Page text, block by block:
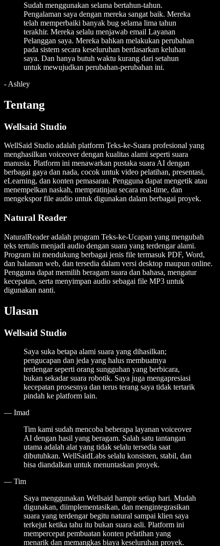
Sudah menggunakan selama bertahun-tahun.
Pengalaman saya dengan mereka sangat baik. Mereka
telah memperbaiki banyak bug selama lima tahun
terakhir. Mereka selalu menjawab email Layanan
Pelanggan saya. Mereka bahkan melakukan perubahan
pada sistem secara keseluruhan berdasarkan keluhan
saya. Dan hanya butuh waktu kurang dari setahun
untuk mewujudkan perubahan-perubahan ini.
- Ashley
Tentang
Wellsaid Studio
WellSaid Studio adalah platform Teks-ke-Suara profesional yang
menghasilkan voiceover dengan kualitas alami seperti suara
manusia. Platform ini menawarkan pustaka suara AI dengan
berbagai gaya dan nada, cocok untuk video pelatihan, presentasi,
eLearning, dan konten pemasaran. Pengguna dapat mengetik atau
menempelkan naskah, mempratinjau secara real-time, dan
mengekspor file audio untuk digunakan dalam berbagai proyek.
Natural Reader
NaturalReader adalah program Teks-ke-Ucapan yang mengubah
teks tertulis menjadi audio dengan suara yang terdengar alami.
Program ini mendukung berbagai jenis file termasuk PDF, Word,
dan halaman web, dan tersedia dalam versi desktop maupun online.
Pengguna dapat memilih beragam suara dan bahasa, mengatur
kecepatan, serta menyimpan audio sebagai file MP3 untuk
digunakan nanti.
Ulasan
Wellsaid Studio
Saya suka betapa alami suara yang dihasilkan;
pengucapan dan jeda yang halus membuatnya
terdengar seperti orang sungguhan yang berbicara,
bukan sekadar suara robotik. Saya juga mengapresiasi
kecepatan prosesnya dan terus terang saya tidak tertarik
pindah ke platform lain.
— Imad
Tim kami sudah mencoba beberapa layanan voiceover
AI dengan hasil yang beragam. Salah satu tantangan
utama adalah alat yang tidak selalu tersedia saat
dibutuhkan. WellSaidLabs selalu konsisten, stabil, dan
bisa diandalkan untuk menuntaskan proyek.
— Tim
Saya menggunakan Wellsaid hampir setiap hari. Mudah
digunakan, diimplementasikan, dan mengintegrasikan
suara yang terdengar begitu natural sampai klien saya
terkejut ketika tahu itu bukan suara asli. Platform ini
mempercepat pembuatan konten pelatihan yang
menarik dan memangkas biaya keseluruhan proyek.